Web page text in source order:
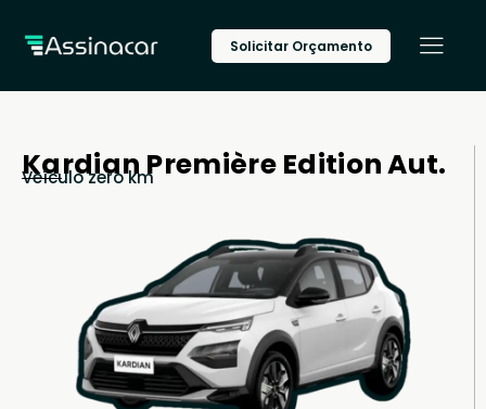
Solicitar Orçamento
Kardian Première Edition Aut.
Veículo zero km